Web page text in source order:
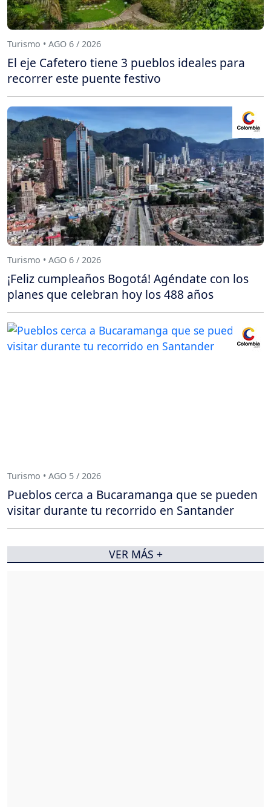
Turismo • AGO 6 / 2026
El eje Cafetero tiene 3 pueblos ideales para
recorrer este puente festivo
Turismo • AGO 6 / 2026
¡Feliz cumpleaños Bogotá! Agéndate con los
planes que celebran hoy los 488 años
Turismo • AGO 5 / 2026
Pueblos cerca a Bucaramanga que se pueden
visitar durante tu recorrido en Santander
VER MÁS +